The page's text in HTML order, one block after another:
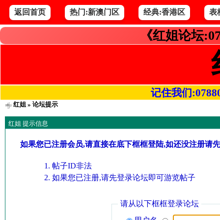
返回首页 热门:新澳门区 经典:香港区 表
《红姐论坛
记住我们
红姐» 论坛提示
红姐 提示信息
如果您已注册会员,请直接在底下框框登陆,如还没注册请
帖子ID非法
如果您已注册,请先登录论坛即可游览帖子
请从以下框框登录论坛